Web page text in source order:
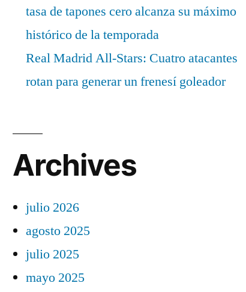
tasa de tapones cero alcanza su máximo
histórico de la temporada
Real Madrid All-Stars: Cuatro atacantes
rotan para generar un frenesí goleador
Archives
julio 2026
agosto 2025
julio 2025
mayo 2025